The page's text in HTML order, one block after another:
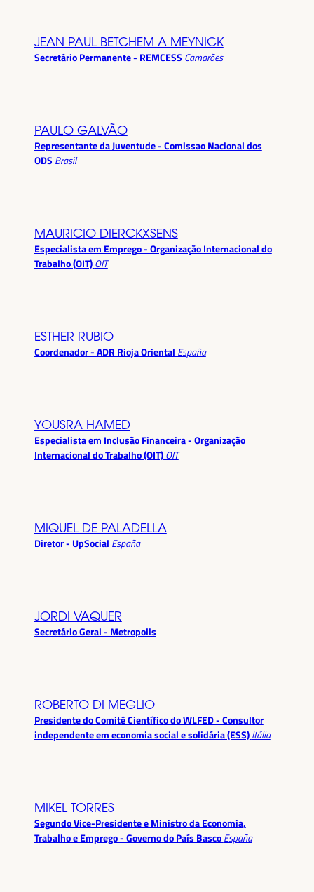
JEAN PAUL BETCHEM A MEYNICK
Secretário Permanente - REMCESS Camarões
PAULO GALVÃO
Representante da Juventude - Comissao Nacional dos
ODS Brasil
MAURICIO DIERCKXSENS
Especialista em Emprego - Organização Internacional do
Trabalho (OIT) OIT
ESTHER RUBIO
Coordenador - ADR Rioja Oriental España
YOUSRA HAMED
Especialista em Inclusão Financeira - Organização
Internacional do Trabalho (OIT) OIT
MIQUEL DE PALADELLA
Diretor - UpSocial España
JORDI VAQUER
Secretário Geral - Metropolis
ROBERTO DI MEGLIO
Presidente do Comitê Científico do WLFED - Consultor
independente em economia social e solidária (ESS) Itália
MIKEL TORRES
Segundo Vice-Presidente e Ministro da Economia,
Trabalho e Emprego - Governo do País Basco España